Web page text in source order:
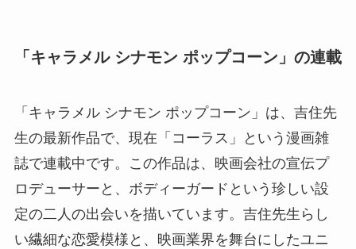
「キャラメル シナモン ポップコーン」の連載
「キャラメル シナモン ポップコーン」は、吉住先
生の最新作品で、現在「コーラス」という漫画雑
誌で連載中です。この作品は、映画会社の宣伝プ
ロデューサーと、ボディーガードという珍しい設
定の二人の出会いを描いています。吉住先生らし
い繊細な恋愛模様と、映画業界を舞台にしたユニ